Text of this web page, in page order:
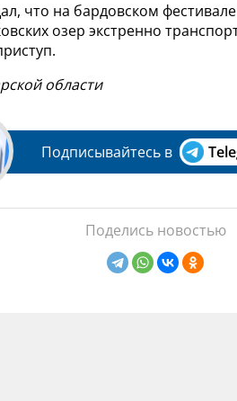
что на бардовском
озер экстренно
области
Подписывайтесь в
Поделись новостью